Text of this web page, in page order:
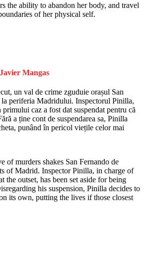
the ability to abandon her body, and travel
of her physical self.
Mangas
un val de crime zguduie orașul San
la periferia Madridului. Inspectorul Pinilla,
primului caz a fost dat suspendat pentru că
a ține cont de suspendarea sa, Pinilla
punând în pericol viețile celor mai
of murders shakes San Fernando de
of Madrid. Inspector Pinilla, in charge of
the outset, has been set aside for being
his suspension, Pinilla decides to
its own, putting the lives if those closest